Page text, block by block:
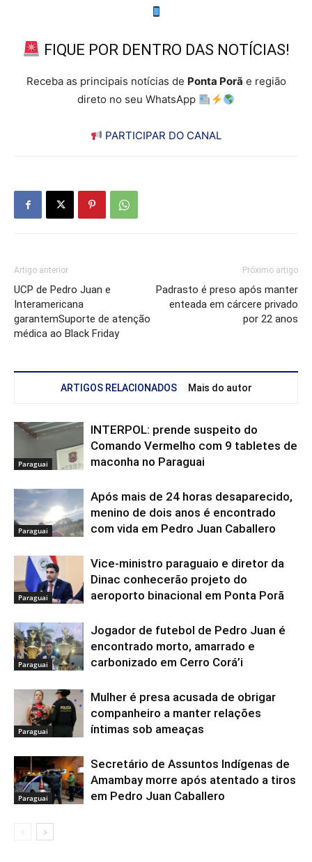
FIQUE POR DENTRO DAS NOTÍCIAS!
Receba as principais notícias de Ponta Porã e região
direto no seu WhatsApp
PARTICIPAR DO CANAL
Artigo anterior
UCP de Pedro Juan e
Interamericana
garantemSuporte de atenção
médica ao Black Friday
Próximo artigo
Padrasto é preso após manter
enteada em cárcere privado
por 22 anos
ARTIGOS RELACIONADOS Mais do autor
Paraguai
INTERPOL: prende suspeito do
Comando Vermelho com 9 tabletes de
maconha no Paraguai
Paraguai
Após mais de 24 horas desaparecido,
menino de dois anos é encontrado
com vida em Pedro Juan Caballero
Paraguai
Vice-ministro paraguaio e diretor da
Dinac conhecerão projeto do
aeroporto binacional em Ponta Porã
Paraguai
Jogador de futebol de Pedro Juan é
encontrado morto, amarrado e
carbonizado em Cerro Corá’i
Paraguai
Mulher é presa acusada de obrigar
companheiro a manter relações
íntimas sob ameaças
Paraguai
Secretário de Assuntos Indígenas de
Amambay morre após atentado a tiros
em Pedro Juan Caballero